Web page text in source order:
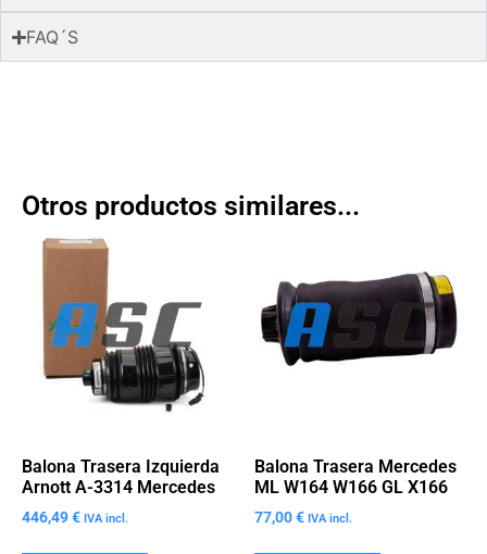
FAQ´S
Otros productos similares...
Balona Trasera Izquierda
Arnott A-3314 Mercedes
446,49€ IVA incl.
Balona Trasera Mercedes
ML W164 W166 GL X166
77,00€ IVA incl.